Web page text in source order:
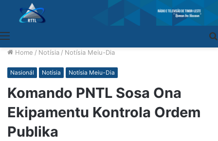
Home / Notísia / Notísia Meiu-Dia
Nasionál Notísia Notísia Meiu-Dia
Komando PNTL Sosa Ona
Ekipamentu Kontrola Ordem
Publika